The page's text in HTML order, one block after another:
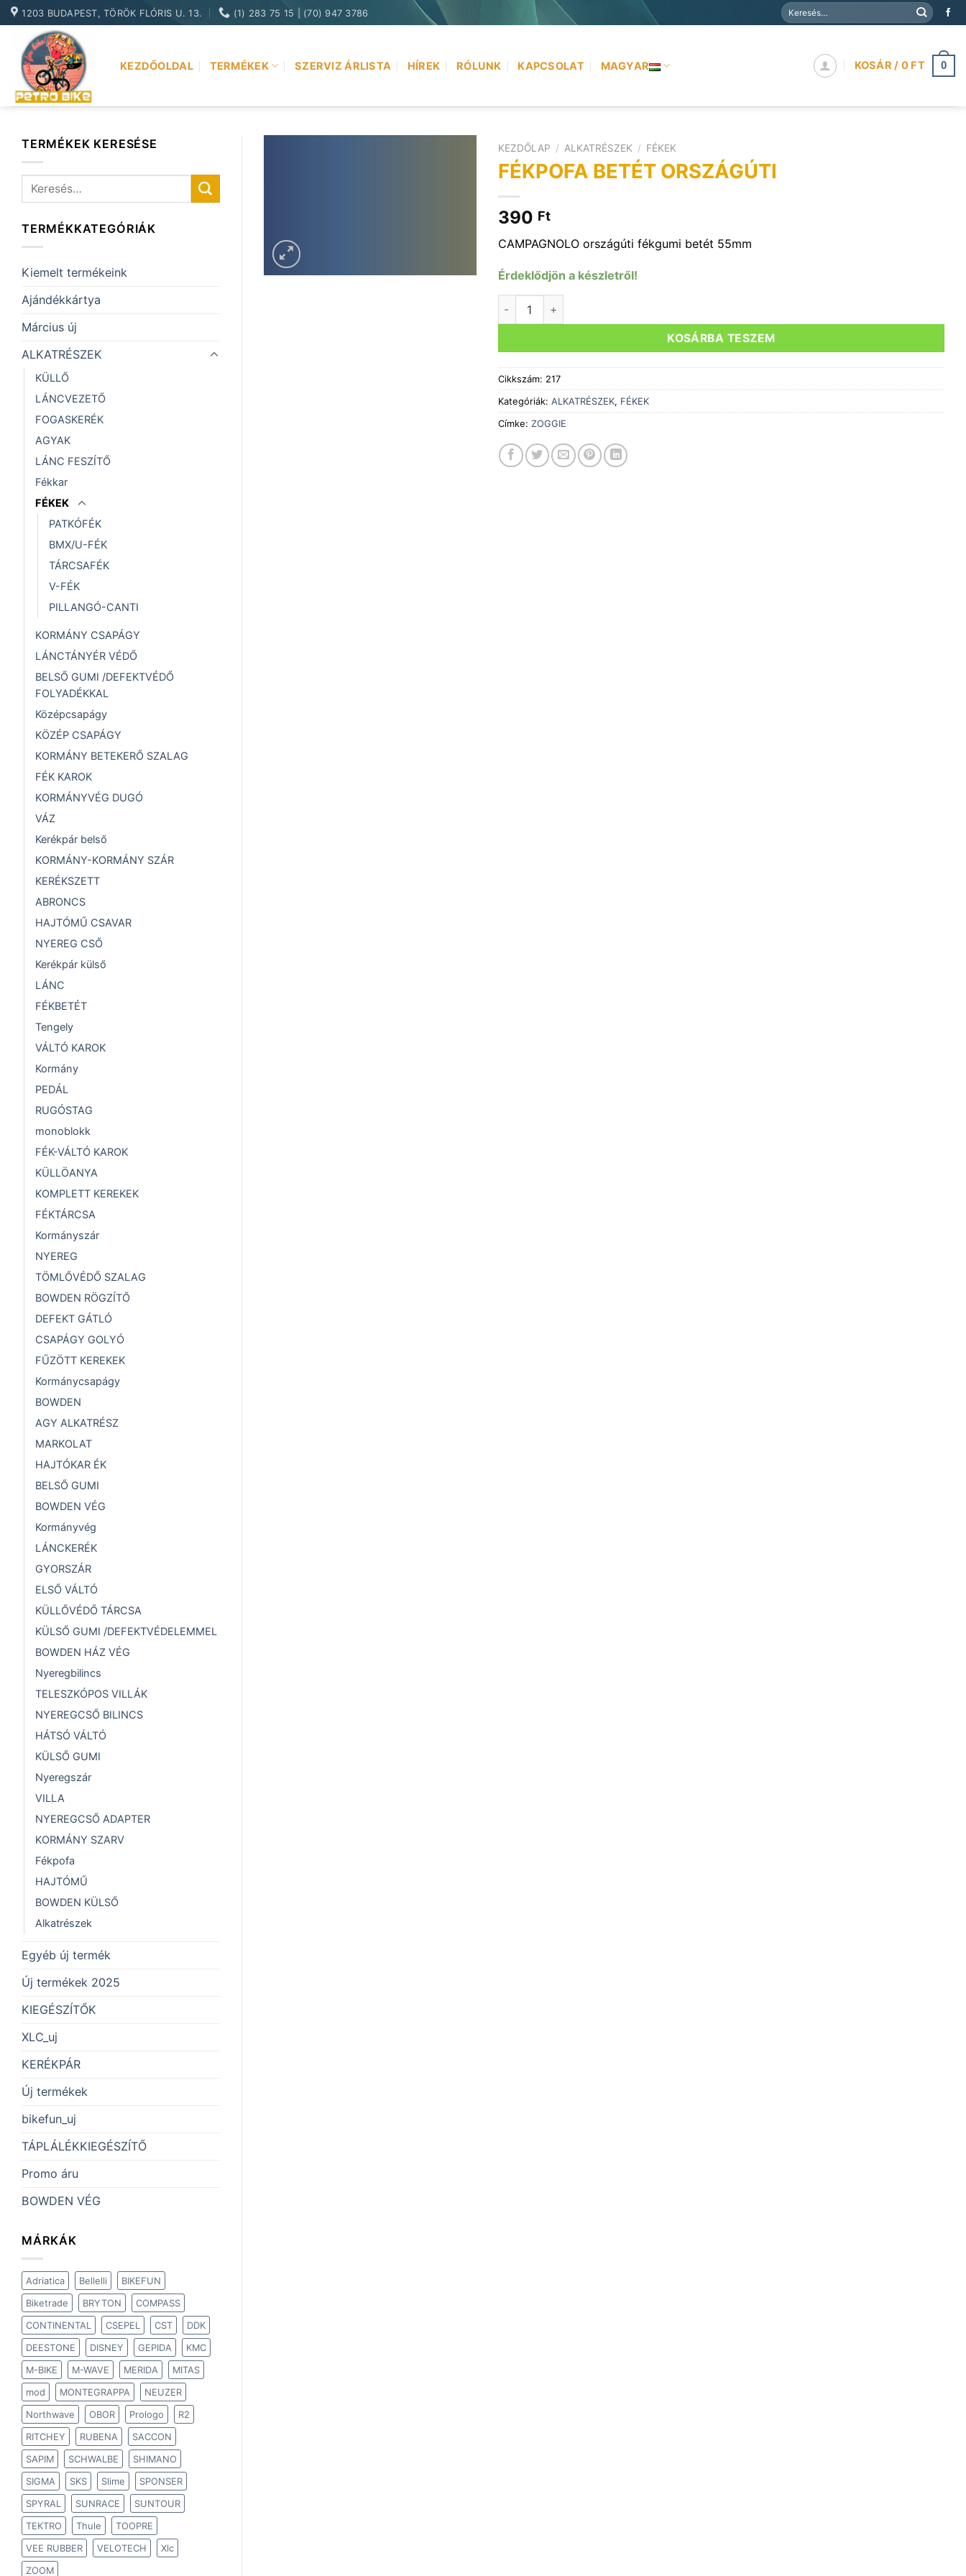
Skip
to
content
1203 BUDAPEST, TÖRÖK FLÓRIS U. 13. (1) 283 75 15 | (70) 947 3786
Keresés
a
KEZDŐOLDAL TERMÉKEK SZERVIZ ÁRLISTA HÍREK RÓLUNK KAPCSOLAT MAGYAR KOSÁR / 0 FT 0
TERMÉKEK KERESÉSE
Keresés
TERMÉKKATEGÓRIÁK
Kiemelt termékeink
Ajándékkártya
Március új
ALKATRÉSZEK
KÜLLŐ
LÁNCVEZETŐ
FOGASKERÉK
AGYAK
LÁNC FESZÍTŐ
Fékkar
FÉKEK
PATKÓFÉK
BMX/U-FÉK
TÁRCSAFÉK
V-FÉK
PILLANGÓ-CANTI
KORMÁNY CSAPÁGY
LÁNCTÁNYÉR VÉDŐ
BELSŐ GUMI /DEFEKTVÉDŐ
FOLYADÉKKAL
Középcsapágy
KÖZÉP CSAPÁGY
KORMÁNY BETEKERŐ SZALAG
FÉK KAROK
KORMÁNYVÉG DUGÓ
VÁZ
Kerékpár belső
KORMÁNY-KORMÁNY SZÁR
KERÉKSZETT
ABRONCS
HAJTÓMŰ CSAVAR
NYEREG CSŐ
Kerékpár külső
LÁNC
FÉKBETÉT
Tengely
VÁLTÓ KAROK
Kormány
PEDÁL
RUGÓSTAG
monoblokk
FÉK-VÁLTÓ KAROK
KÜLLÖANYA
KOMPLETT KEREKEK
FÉKTÁRCSA
Kormányszár
NYEREG
TÖMLŐVÉDŐ SZALAG
BOWDEN RÖGZÍTŐ
DEFEKT GÁTLÓ
CSAPÁGY GOLYÓ
FŰZÖTT KEREKEK
Kormánycsapágy
BOWDEN
AGY ALKATRÉSZ
MARKOLAT
HAJTÓKAR ÉK
BELSŐ GUMI
BOWDEN VÉG
Kormányvég
LÁNCKERÉK
GYORSZÁR
ELSŐ VÁLTÓ
KÜLLŐVÉDŐ TÁRCSA
KÜLSŐ GUMI /DEFEKTVÉDELEMMEL
BOWDEN HÁZ VÉG
Nyeregbilincs
TELESZKÓPOS VILLÁK
NYEREGCSŐ BILINCS
HÁTSÓ VÁLTÓ
KÜLSŐ GUMI
Nyeregszár
VILLA
NYEREGCSŐ ADAPTER
KORMÁNY SZARV
Fékpofa
HAJTÓMŰ
BOWDEN KÜLSŐ
Alkatrészek
Egyéb új termék
Új termékek 2025
KIEGÉSZÍTŐK
XLC_uj
KERÉKPÁR
Új termékek
bikefun_uj
TÁPLÁLÉKKIEGÉSZÍTŐ
Promo áru
BOWDEN VÉG
MÁRKÁK
Adriatica Bellelli
BIKEFUN
Biketrade
BRYTON
COMPASS
CONTINENTAL
CSEPEL CST
DDK
DEESTONE
DISNEY GEPIDA
KMC
M-BIKE
M-WAVE MERIDA
MITAS
mod
MONTEGRAPPA
NEUZER
Northwave
OBOR Prologo
R2
RITCHEY
RUBENA
SACCON
SAPIM
SCHWALBE
SHIMANO
SIGMA
SKS Slime
SPONSER
SPYRAL
SUNRACE
SUNTOUR
TEKTRO
Thule
TOOPRE
VEE RUBBER
VELOTECH
Xlc
ZOOM
KEZDŐLAP / ALKATRÉSZEK / FÉKEK
FÉKPOFA BETÉT ORSZÁGÚTI
390 Ft
CAMPAGNOLO országúti fékgumi betét 55mm
Érdeklődjön a készletről!
KOSÁRBA TESZEM
Cikkszám: 217
Kategóriák: ALKATRÉSZEK, FÉKEK
Címke: ZOGGIE